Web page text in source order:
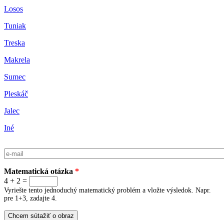
Losos
Tuniak
Treska
Makrela
Sumec
Pleskáč
Jalec
Iné
E-mail
Matematická otázka *
4 + 2 =
Vyriešte tento jednoduchý matematický problém a vložte výsledok. Napr.
pre 1+3, zadajte 4.